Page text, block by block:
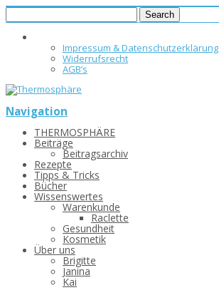
Impressum & Datenschutzerklärung
Widerrufsrecht
AGB’s
Navigation
THERMOSPHÄRE
Beiträge
Beitragsarchiv
Rezepte
Tipps & Tricks
Bücher
Wissenswertes
Warenkunde
Raclette
Gesundheit
Kosmetik
Über uns
Brigitte
Janina
Kai